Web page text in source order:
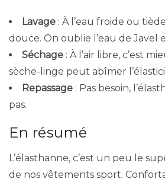
Lavage : À l’eau froide ou
douce. On oublie l’eau de Javel
Séchage : À l’air libre, c’est
sèche-linge peut abîmer
Repassage : Pas besoin,
pas.
En résumé
L’élasthanne, c’est un peu le
de nos vêtements sport.